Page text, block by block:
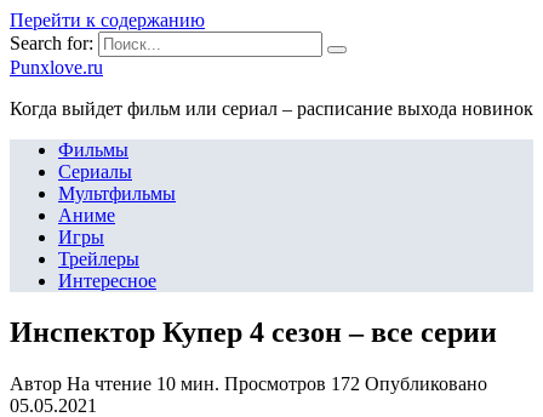
Перейти к содержанию
Search for:
Punxlove.ru
Когда выйдет фильм или сериал – расписание выхода новинок
Фильмы
Сериалы
Мультфильмы
Аниме
Игры
Трейлеры
Интересное
Инспектор Купер 4 сезон – все серии
Автор На чтение 10 мин. Просмотров 172 Опубликовано
05.05.2021